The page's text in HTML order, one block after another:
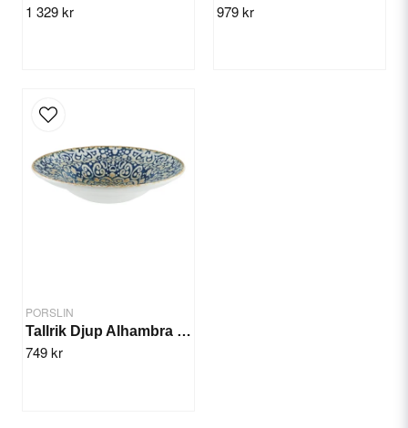
1 329 kr 979 kr
PORSLIN
Tallrik Djup Alhambra 27cm/6st
749 kr